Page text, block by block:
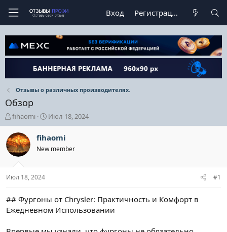
Вход Регистрация
Отзывы о различных производителях.
Обзор
А
в
т
о
р
е
м
fihaomi
Д
а
а
н
ч
а
Июл 18, 2024
fihaomi
New member
Июл 18, 2024 #1
## Фургоны от Chrysler: Практичность и Комфорт в
Ежедневном Использовании